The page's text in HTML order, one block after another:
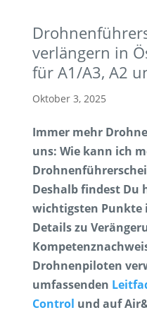
verlängern in
für A1/A3, A2
Oktober 3, 2025
Immer mehr
uns: Wie kann ich
Deshalb findest Du
wichtigsten Punkte
Details zu
Drohnenpiloten
umfassenden
Control und auf